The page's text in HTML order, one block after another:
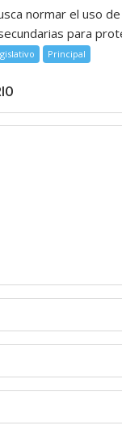
normar el uso
para
Principal